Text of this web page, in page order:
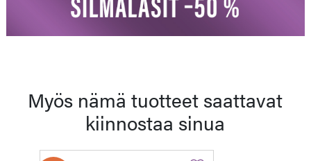
Myös nämä tuotteet saattavat
kiinnostaa sinua